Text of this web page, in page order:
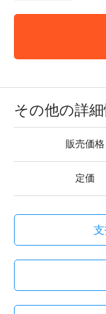
その他の詳細
販売価格
定価